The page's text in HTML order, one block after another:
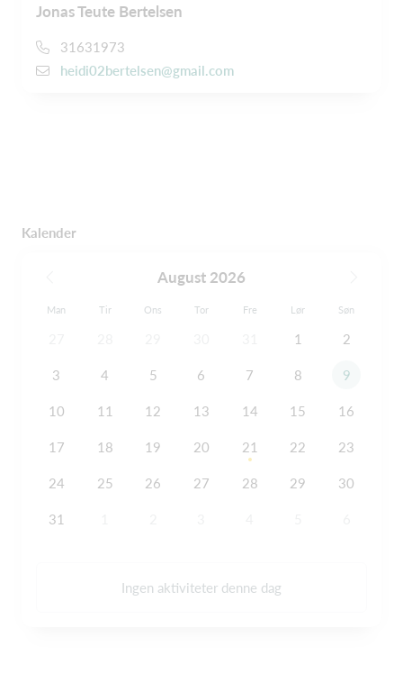
Jonas Teute Bertelsen
31631973
heidi02bertelsen@gmail.com
Kalender
August 2026
Man Tir Ons Tor Fre Lør Søn
1 2
3 4 5 6 7 8 9
10 11 12 13 14 15 16
17 18 19 20 21 22 23
24 25 26 27 28 29 30
31
Ingen aktiviteter denne dag